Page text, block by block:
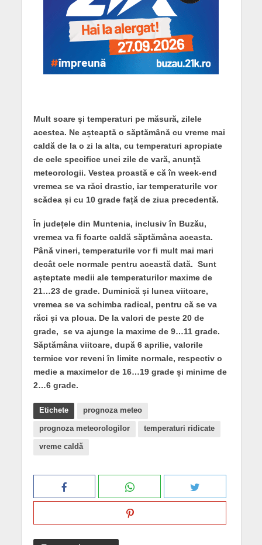
Mult soare și temperaturi pe măsură, zilele
acestea. Ne așteaptă o săptămână cu vreme mai
caldă de la o zi la alta, cu temperaturi apropiate
de cele specifice unei zile de vară, anunță
meteorologii. Vestea proastă e că în week-end
vremea se va răci drastic, iar temperaturile vor
scădea și cu 10 grade față de ziua precedentă.
În județele din Muntenia, inclusiv în Buzău,
vremea va fi foarte caldă săptămâna aceasta.
Până vineri, temperaturile vor fi mult mai mari
decât cele normale pentru această dată. Sunt
așteptate medii ale temperaturilor maxime de
21…23 de grade. Duminică și lunea viitoare,
vremea se va schimba radical, pentru că se va
răci și va ploua. De la valori de peste 20 de
grade, se va ajunge la maxime de 9…11 grade.
Săptămâna viitoare, după 6 aprilie, valorile
termice vor reveni în limite normale, respectiv o
medie a maximelor de 16…19 grade și minime de
2…6 grade.
Etichete prognoza meteo
prognoza meteorologilor temperaturi ridicate
vreme caldă